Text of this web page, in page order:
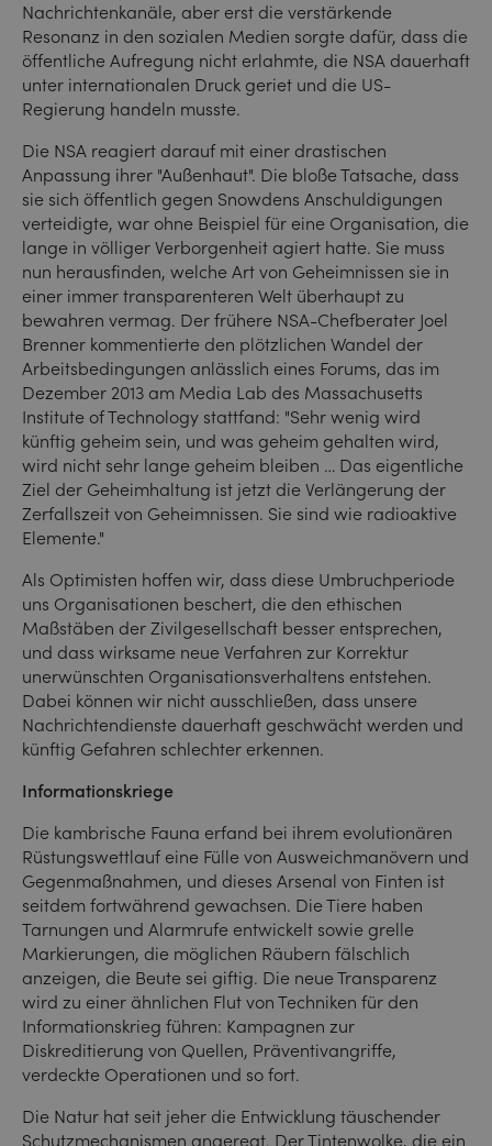
Nachrichtenkanäle, aber erst die verstärkende
Resonanz in den sozialen Medien sorgte dafür, dass die
öffentliche Aufregung nicht erlahmte, die NSA dauerhaft
unter internationalen Druck geriet und die US-
Regierung handeln musste.
Die NSA reagiert darauf mit einer drastischen
Anpassung ihrer "Außenhaut". Die bloße Tatsache, dass
sie sich öffentlich gegen Snowdens Anschuldigungen
verteidigte, war ohne Beispiel für eine Organisation, die
lange in völliger Verborgenheit agiert hatte. Sie muss
nun herausfinden, welche Art von Geheimnissen sie in
einer immer transparenteren Welt überhaupt zu
bewahren vermag. Der frühere NSA-Chefberater Joel
Brenner kommentierte den plötzlichen Wandel der
Arbeitsbedingungen anlässlich eines Forums, das im
Dezember 2013 am Media Lab des Massachusetts
Institute of Technology stattfand: "Sehr wenig wird
künftig geheim sein, und was geheim gehalten wird,
wird nicht sehr lange geheim bleiben … Das eigentliche
Ziel der Geheimhaltung ist jetzt die Verlängerung der
Zerfallszeit von Geheimnissen. Sie sind wie radioaktive
Elemente."
Als Optimisten hoffen wir, dass diese Umbruchperiode
uns Organisationen beschert, die den ethischen
Maßstäben der Zivilgesellschaft besser entsprechen,
und dass wirksame neue Verfahren zur Korrektur
unerwünschten Organisationsverhaltens entstehen.
Dabei können wir nicht ausschließen, dass unsere
Nachrichtendienste dauerhaft geschwächt werden und
künftig Gefahren schlechter erkennen.
Informationskriege
Die kambrische Fauna erfand bei ihrem evolutionären
Rüstungswettlauf eine Fülle von Ausweichmanövern und
Gegenmaßnahmen, und dieses Arsenal von Finten ist
seitdem fortwährend gewachsen. Die Tiere haben
Tarnungen und Alarmrufe entwickelt sowie grelle
Markierungen, die möglichen Räubern fälschlich
anzeigen, die Beute sei giftig. Die neue Transparenz
wird zu einer ähnlichen Flut von Techniken für den
Informationskrieg führen: Kampagnen zur
Diskreditierung von Quellen, Präventivangriffe,
verdeckte Operationen und so fort.
Die Natur hat seit jeher die Entwicklung täuschender
Schutzmechanismen angeregt. Der Tintenwolke, die ein